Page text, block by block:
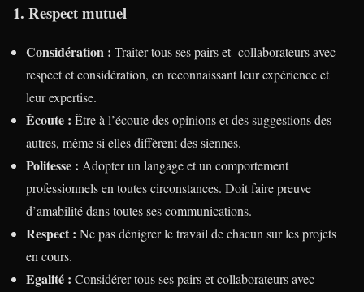
1. Respect mutuel
Considération : Traiter tous ses pairs et collaborateurs avec
respect et considération, en reconnaissant leur expérience et
leur expertise.
Écoute : Être à l’écoute des opinions et des suggestions des
autres, même si elles diffèrent des siennes.
Politesse : Adopter un langage et un comportement
professionnels en toutes circonstances. Doit faire preuve
d’amabilité dans toutes ses communications.
Respect : Ne pas dénigrer le travail de chacun sur les projets
en cours.
Egalité : Considérer tous ses pairs et collaborateurs avec